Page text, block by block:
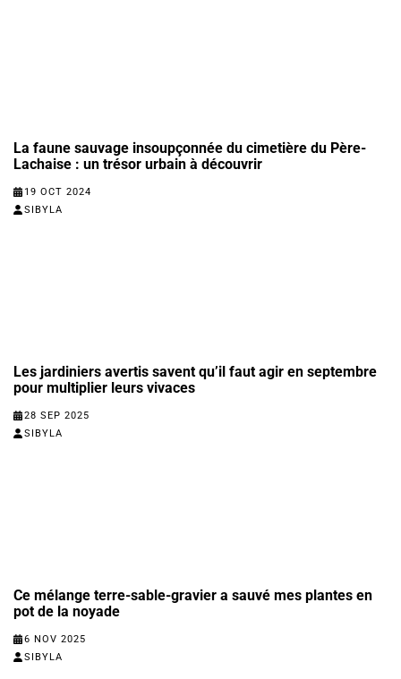
La faune sauvage insoupçonnée du cimetière du Père-
Lachaise : un trésor urbain à découvrir
19 OCT 2024
SIBYLA
Les jardiniers avertis savent qu’il faut agir en septembre
pour multiplier leurs vivaces
28 SEP 2025
SIBYLA
Ce mélange terre-sable-gravier a sauvé mes plantes en
pot de la noyade
6 NOV 2025
SIBYLA